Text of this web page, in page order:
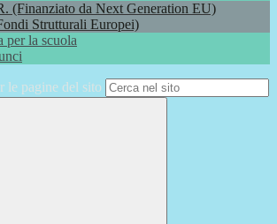
(Finanziato da Next Generation EU)
Strutturali Europei)
per la scuola
le pagine del sito